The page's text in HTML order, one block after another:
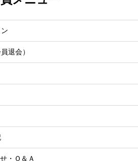
退会）
・Ｑ＆Ａ